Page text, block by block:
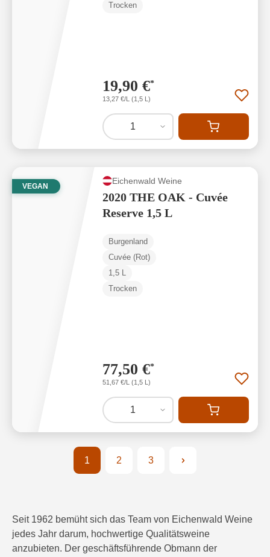
Trocken
19,90 €*
13,27 €/L (1,5 L)
1
VEGAN
Eichenwald Weine
2020 THE OAK - Cuvée
Reserve 1,5 L
Burgenland
Cuvée (Rot)
1,5 L
Trocken
77,50 €*
51,67 €/L (1,5 L)
1
Seite
1
Seite
2
Seite
3
Seit 1962 bemüht sich das Team von Eichenwald Weine
jedes Jahr darum, hochwertige Qualitätsweine
anzubieten. Der geschäftsführende Obmann der